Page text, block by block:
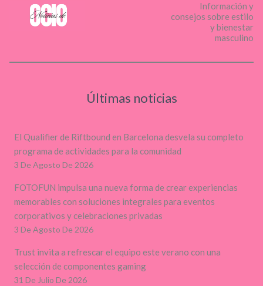
Información y
consejos sobre estilo
y bienestar
masculino
Últimas noticias
El Qualifier de Riftbound en Barcelona desvela su completo
programa de actividades para la comunidad
3 De Agosto De 2026
FOTOFUN impulsa una nueva forma de crear experiencias
memorables con soluciones integrales para eventos
corporativos y celebraciones privadas
3 De Agosto De 2026
Trust invita a refrescar el equipo este verano con una
selección de componentes gaming
31 De Julio De 2026